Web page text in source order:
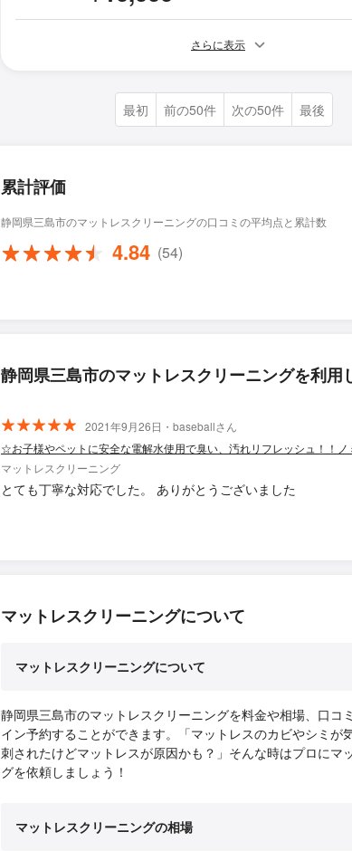
さらに表示
最初 前の50件 次の50件 最後
累計評価
静岡県三島市のマットレスクリーニングの口コミの平均点と累計数
4.84 (54)
静岡県三島市のマットレスクリーニングを利用
2021年9月26日・baseballさん
☆お子様やペットに安全な電解水使用で臭い、汚れリフレッシュ！！ノ
マットレスクリーニング
とても丁寧な対応でした。 ありがとうございました
マットレスクリーニングについて
マットレスクリーニングについて
静岡県三島市のマットレスクリーニングを料金や相場、口コ
イン予約することができます。「マットレスのカビやシミが
刺されたけどマットレスが原因かも？」そんな時はプロにマ
グを依頼しましょう！
マットレスクリーニングの相場